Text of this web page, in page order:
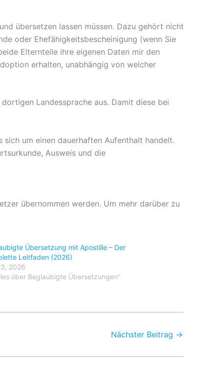
übersetzen lassen müssen. Dazu gehört nicht
oder Ehefähigkeitsbescheinigung (wenn Sie
Elternteile ihre eigenen Daten mir den
erhalten, unabhängig von welcher
Landessprache aus. Damit diese bei
um einen dauerhaften Aufenthalt handelt.
Ausweis und die
übernommen werden. Um mehr darüber zu
Übersetzung mit Apostille – Der
Leitfaden (2026)
2026
über Beglaubigte Übersetzungen"
Nächster Beitrag →